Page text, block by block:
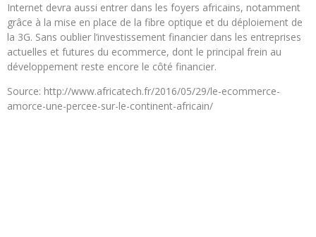
Internet devra aussi entrer dans les foyers africains, notamment
grâce à la mise en place de la fibre optique et du déploiement de
la 3G. Sans oublier l’investissement financier dans les entreprises
actuelles et futures du ecommerce, dont le principal frein au
développement reste encore le côté financier.
Source: http://www.africatech.fr/2016/05/29/le-ecommerce-
amorce-une-percee-sur-le-continent-africain/